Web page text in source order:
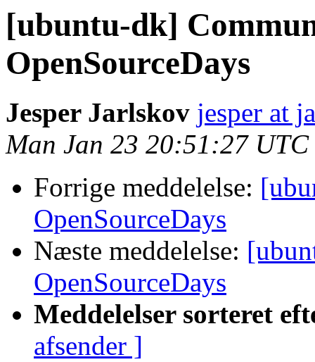
[ubuntu-dk]
OpenSourceDays
Jesper Jarlskov jesper at
Man Jan 23 20:51:27 UTC
Forrige meddelelse:
OpenSourceDays
Næste meddelelse:
OpenSourceDays
Meddelelser sorteret
afsender ]